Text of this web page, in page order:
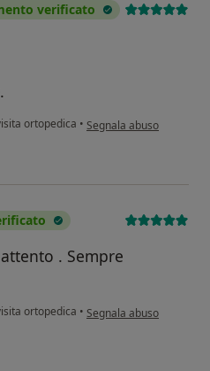
verificato
ortopedica • secondo l'opinione
Segnala abuso
. Sempre
ortopedica • secondo l'opinione
Segnala abuso